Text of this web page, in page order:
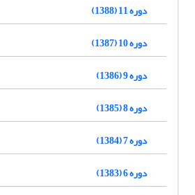
دوره 11 (1388)
دوره 10 (1387)
دوره 9 (1386)
دوره 8 (1385)
دوره 7 (1384)
دوره 6 (1383)